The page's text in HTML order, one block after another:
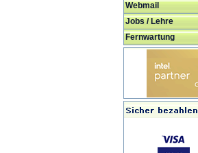
Webmail
Jobs / Lehre
Fernwartung